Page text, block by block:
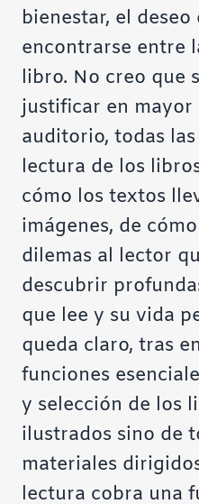
bienestar, el
encontrarse entre
libro. No creo que
justificar en mayor
auditorio, todas
lectura de los
cómo los textos
imágenes, de
dilemas al lector
descubrir
que lee y su vida
queda claro, tras
funciones
y selección de los
ilustrados sino de
materiales
lectura cobra una